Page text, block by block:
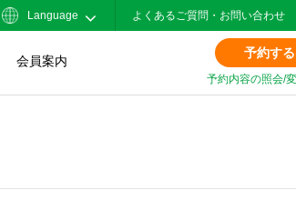
Language よくあるご質問・お問い合わせ
会員案内
予約する
予約内容の照会/